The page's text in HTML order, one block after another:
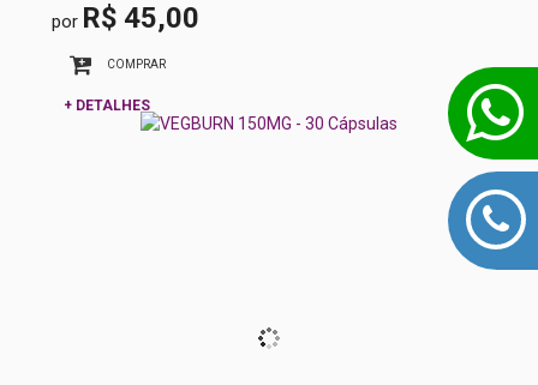
por R$ 45,00
COMPRAR
+ DETALHES